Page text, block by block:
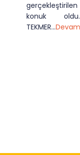
gerçekleştirilen
konuk
TEKMER...